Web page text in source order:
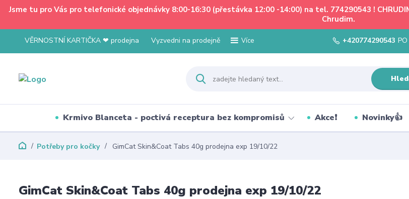
Jsme tu pro Vás pro telefonické objednávky 8:00-16:30 (přestávka 12:00 -14:00) na tel. 774290543 !
Chrudim.
VĚRNOSTNÍ KARTIČKA ❤ prodejna Vyzvedni na prodejně Více +420774290543
Krmivo Blanceta - poctivá receptura bez kompromisů Akce❗ Novinky👍
Potřeby pro kočky GimCat Skin&Coat Tabs 40g prodejna exp 19/10/22
GimCat Skin&Coat Tabs 40g prodejna exp 19/10/22